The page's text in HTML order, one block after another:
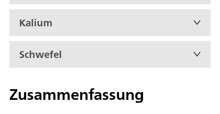
Harnstoff
Kalium
Schwefel
Zusammenfassung